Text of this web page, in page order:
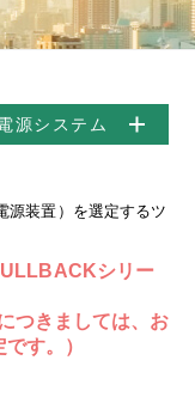
源システム
源装置）を選定するツ
シリー
つきましては、お
す。）